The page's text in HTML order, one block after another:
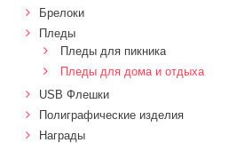
Брелоки
Пледы
Пледы для пикника
Пледы для дома и отдыха
USB Флешки
Полиграфические изделия
Награды